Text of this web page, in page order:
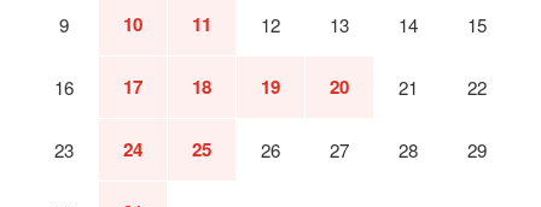
9 10 11 12 13 14 15
16 17 18 19 20 21 22
23 24 25 26 27 28 29